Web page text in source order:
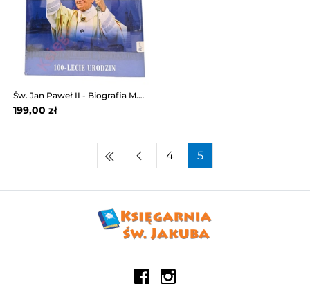
Św. Jan Paweł II - Biografia M.Balon 100-lecie ur.
199,00 zł
4 5